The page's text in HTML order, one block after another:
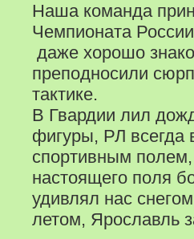
Наша команда
Чемпионата
даже хорошо
преподносили
тактике.
В Гвардии лил
фигуры, РЛ всегда
спортивным
настоящего поля
удивлял нас
летом, Ярославль